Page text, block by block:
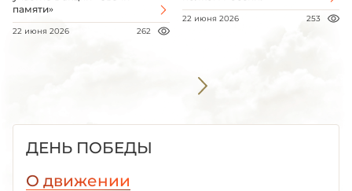
памяти»
22 июня 2026 262
22 июня 2026 253
ДЕНЬ ПОБЕДЫ
О движении